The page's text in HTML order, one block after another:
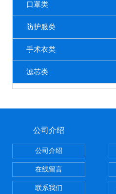
口罩类
防护服类
手术衣类
滤芯类
公司介绍
公司介绍
在线留言
联系我们